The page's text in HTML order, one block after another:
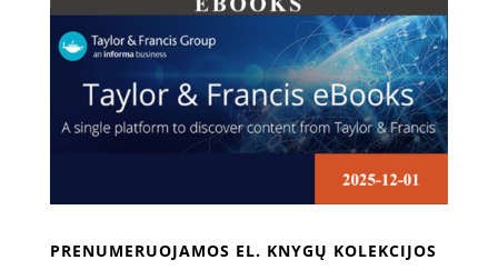
PRENUMERUOJAMOS EL. KNYGŲ KOLEKCIJOS